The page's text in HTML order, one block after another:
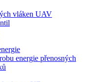
vláken UAV
energie přenosných